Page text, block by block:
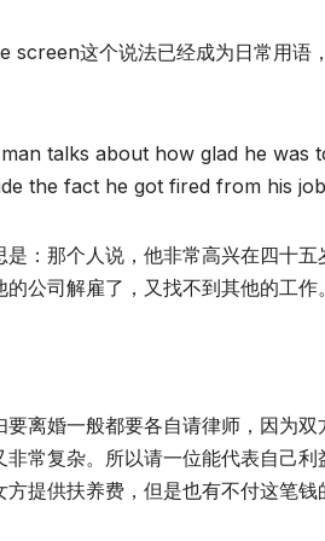
screen这个说法已经成为日常用语
talks about how glad he was
the fact he got fired from his
是：那个人说，他非常高兴在四十
的公司解雇了，又找不到其他的工作
要离婚一般都要各自请律师，因为
非常复杂。所以请一位能代表自己
方提供扶养费，但是也有不付这笔